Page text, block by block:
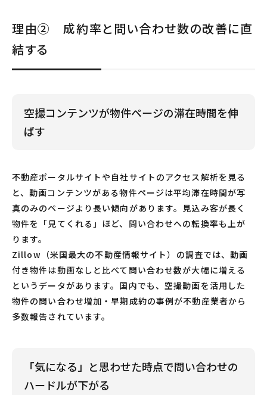
理由② 成約率と問い合わせ数の改善に直
結する
空撮コンテンツが物件ページの滞在時間を伸
ばす
不動産ポータルサイトや自社サイトのアクセス解析を見る
と、動画コンテンツがある物件ページは平均滞在時間が写
真のみのページより長い傾向があります。見込み客が長く
物件を「見てくれる」ほど、問い合わせへの転換率も上が
ります。
Zillow（米国最大の不動産情報サイト）の調査では、動画
付き物件は動画なしと比べて問い合わせ数が大幅に増える
というデータがあります。国内でも、空撮動画を活用した
物件の問い合わせ増加・早期成約の事例が不動産業者から
多数報告されています。
「気になる」と思わせた時点で問い合わせの
ハードルが下がる